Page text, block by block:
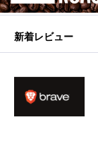
新着レビュー